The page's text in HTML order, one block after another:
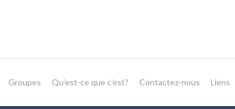
Groupes Qu’est-ce que c’est? Contactez-nous Liens